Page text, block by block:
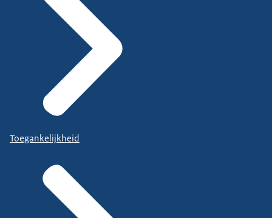
Toegankelijkheid